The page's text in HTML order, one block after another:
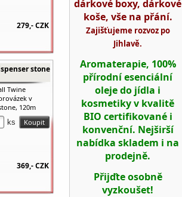
279,-CZK
stone
Twine
v
120m
ks
369,-CZK
dárkové boxy, dárkové
koše, vše na přání.
Zajišťujeme rozvoz po
Jihlavě.
Aromaterapie, 100%
přírodní esenciální
oleje do jídla i
kosmetiky v kvalitě
BIO certifikované i
konvenční. Nejširší
nabídka skladem i na
prodejně.
Přijďte osobně
vyzkoušet!